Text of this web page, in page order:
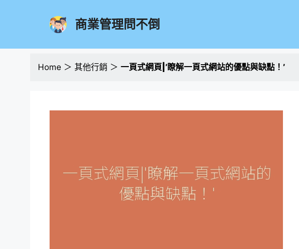
商業管理問不倒
Home ＞ 其他行銷 ＞ 一頁式網頁|’瞭解一頁式網站的優點與缺點！’